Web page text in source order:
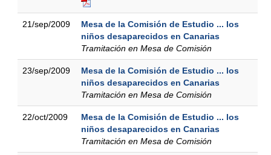
21/sep/2009
Mesa de la Comisión de Estudio ... los
niños desaparecidos en Canarias
Tramitación en Mesa de Comisión
23/sep/2009
Mesa de la Comisión de Estudio ... los
niños desaparecidos en Canarias
Tramitación en Mesa de Comisión
22/oct/2009
Mesa de la Comisión de Estudio ... los
niños desaparecidos en Canarias
Tramitación en Mesa de Comisión